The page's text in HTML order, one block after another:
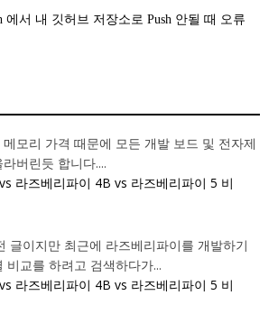
에서 내 깃허브 저장소로 Push 안될 때 오류
메모리 가격 때문에 모든 개발 보드 및 전자제
버린듯 합니다....
라즈베리파이 4B vs 라즈베리파이 5 비
글이지만 최근에 라즈베리파이를 개발하기
비교를 하려고 검색하다가...
라즈베리파이 4B vs 라즈베리파이 5 비